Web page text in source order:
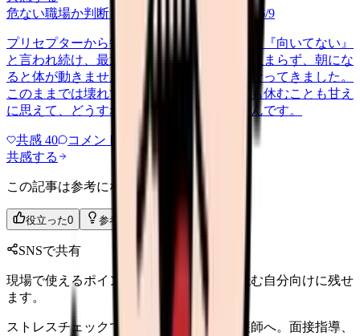
危ない職場か判断してほしい
harassment 2026/6/9
プリセプターから毎日のように『辞めれば』『向いてない』
と言われ続け、最近は職場が近づくと涙が止まらず、朝にな
ると体が動きません。食事も喉を通らなくなってきました。
このままでは壊れてしまう気がします。でも休むことも甘え
に思えて、どうすればいいのか分からないんです。
共感 40 コメント
共感する
この記事は参考になりましたか？
役立った0 参考になった
SNSで共有
現場で使えるポイントを、同僚やあとで読む自分向けに残せ
ます。
ストレスチェックで高ストレスだった看護師へ。面接指導、